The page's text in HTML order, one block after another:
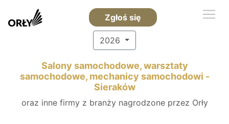
Zgłoś się
2026
Salony samochodowe, warsztaty
samochodowe, mechanicy samochodowi -
Sieraków
oraz inne firmy z branży nagrodzone przez Orły